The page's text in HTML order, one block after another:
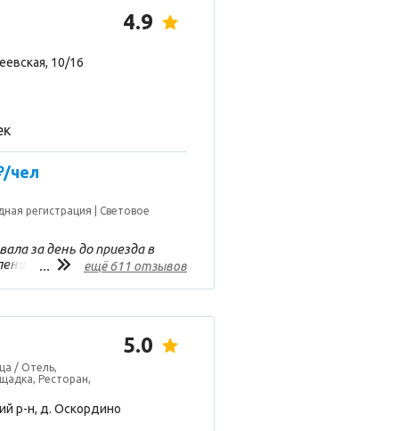
холл выходишь - а там
4.9
10/16
чел
регистрация
Световое
за день до приезда в
это был один из 20
без энтузиазма, типа
Нижнего Новгорода,
этих праздниках!!
большая детская зона с
плюс - еда! Не
продуктов! Такую
... ещё 611 отзывов
/ Отель,
Ресторан,
5.0
р-н, д. Оскордино